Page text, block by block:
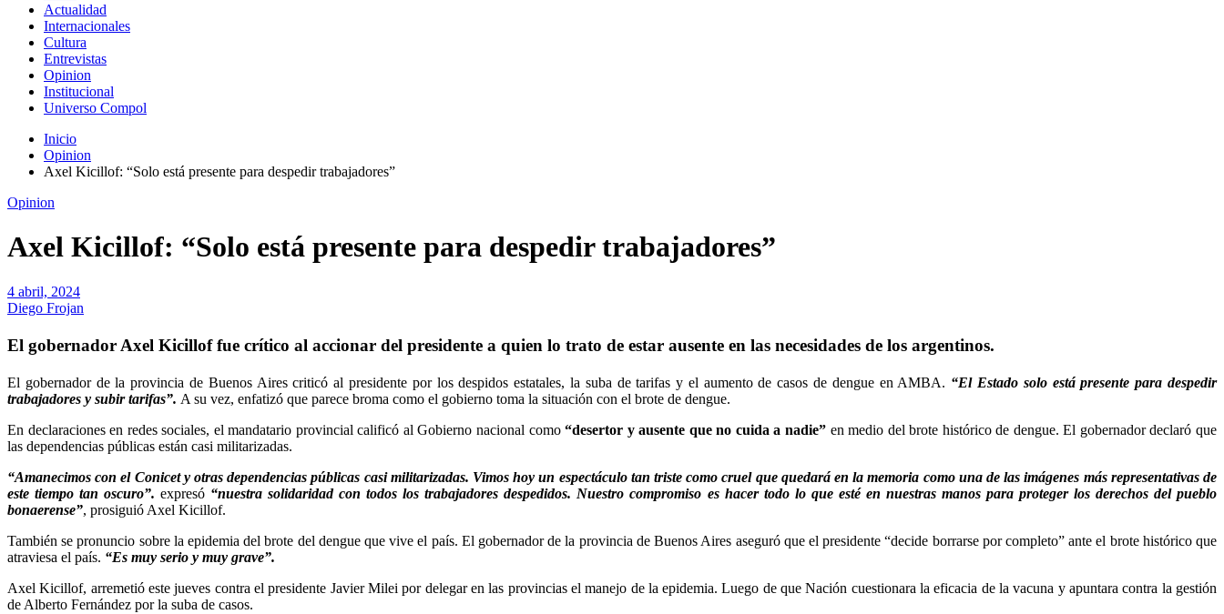
Actualidad
Internacionales
Cultura
Entrevistas
Opinion
Institucional
Universo Compol
Inicio
Opinion
Axel Kicillof: “Solo está presente para despedir trabajadores”
Opinion
Axel Kicillof: “Solo está presente para despedir trabajadores”
4 abril, 2024
Diego Frojan
El gobernador Axel Kicillof fue crítico al accionar del presidente a quien lo trato de estar ausente en las necesidades de los argentinos.
El gobernador de la provincia de Buenos Aires criticó al presidente por los despidos estatales, la suba de tarifas y el aumento de casos de dengue en AMBA. “El Estado solo está presente para despedir
trabajadores y subir tarifas”. A su vez, enfatizó que parece broma como el gobierno toma la situación con el brote de dengue.
En declaraciones en redes sociales, el mandatario provincial calificó al Gobierno nacional como“desertor y ausente que no cuida a nadie”en medio del brote histórico de dengue. El gobernador declaró que
las dependencias públicas están casi militarizadas.
“Amanecimos con el Conicet y otras dependencias públicas casi militarizadas. Vimos hoy un espectáculo tan triste como cruel que quedará en la memoria como una de las imágenes más representativas de
este tiempo tan oscuro”. expresó “nuestra solidaridad con todos los trabajadores despedidos. Nuestro compromiso es hacer todo lo que esté en nuestras manos para proteger los derechos del pueblo
bonaerense”, prosiguió Axel Kicillof.
También se pronuncio sobre la epidemia del brote del dengue que vive el país. El gobernador de la provincia de Buenos Aires aseguró que el presidente “decide borrarse por completo” ante el brote histórico que
atraviesa el país. “Es muy serio y muy grave”.
Axel Kicillof, arremetió este jueves contra el presidente Javier Milei por delegar en las provincias el manejo de la epidemia. Luego de que Nación cuestionara la eficacia de la vacuna y apuntara contra la gestión
de Alberto Fernández por la suba de casos.